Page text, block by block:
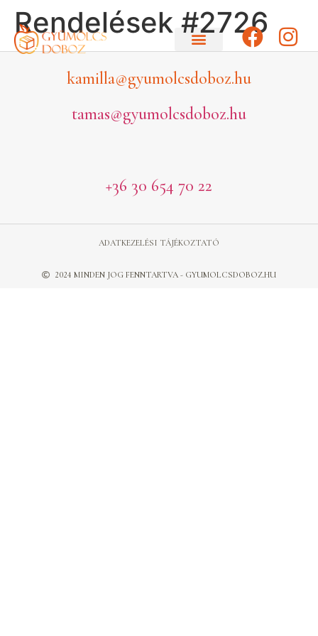
Rendelések #2726
kamilla@gyumolcsdoboz.hu
tamas@gyumolcsdoboz.hu
+36 30 654 70 22
2024 MINDEN JOG FENNTARTVA - GYUMOLCSDOBOZ.HU
ADATKEZELÉSI TÁJÉKOZTATÓ